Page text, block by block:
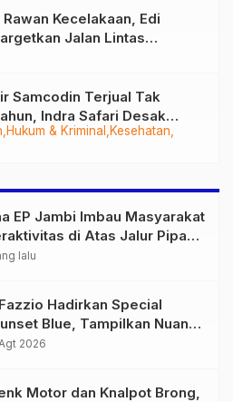
Kecelakaan, Edi
Jalan Lintas
Mulus di 2028
Hukum & Kriminal
Kesehatan
Samcodin Terjual Tak
Indra Safari Desak
EP Jambi Imbau Masyarakat
di Atas Jalur Pipa
Keselamatan Bersama
lalu
Hadirkan Special
Blue, Tampilkan Nuansa
yang Semakin Skena
2026
Motor dan Knalpot Brong,